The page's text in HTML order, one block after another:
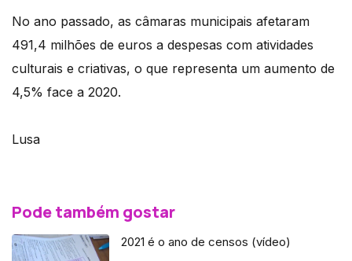
No ano passado, as câmaras municipais afetaram
491,4 milhões de euros a despesas com atividades
culturais e criativas, o que representa um aumento de
4,5% face a 2020.
Lusa
Pode também gostar
2021 é o ano de censos (vídeo)